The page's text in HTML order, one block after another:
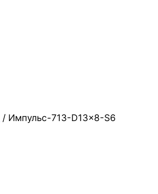
/ Импульс-713-D13x8-S6